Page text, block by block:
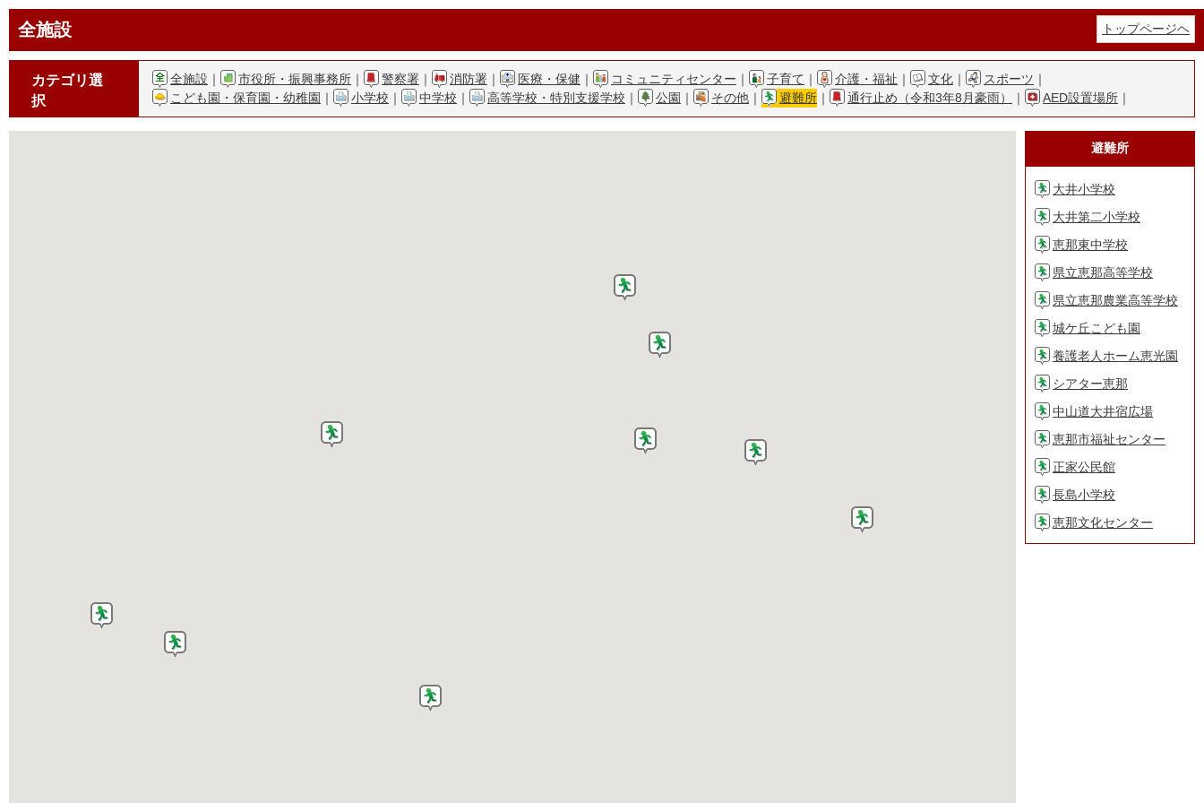
全施設 トップページヘ
カテゴリ選
択
全施設 ｜ 市役所・振興事務所 ｜ 警察署 ｜ 消防署 ｜ 医療・保健 ｜ コミュニティセンター ｜ 子育て ｜ 介護・福祉 ｜ 文化 ｜ スポーツ ｜
こども園・保育園・幼稚園 ｜ 小学校 ｜ 中学校 ｜ 高等学校・特別支援学校 ｜ 公園 ｜ その他 ｜ 避難所 ｜ 通行止め（令和3年8月豪雨） ｜ AED設置場所 ｜
避難所
大井小学校
大井第二小学校
恵那東中学校
県立恵那高等学校
県立恵那農業高等学校
城ケ丘こども園
養護老人ホーム恵光園
シアター恵那
中山道大井宿広場
恵那市福祉センター
正家公民館
長島小学校
恵那文化センター